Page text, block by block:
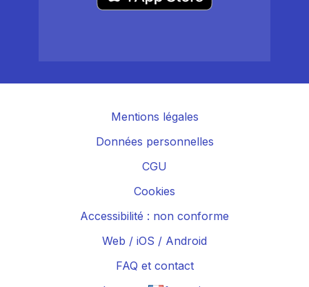
Mentions légales
Données personnelles
CGU
Cookies
Accessibilité : non conforme
Web / iOS / Android
FAQ et contact